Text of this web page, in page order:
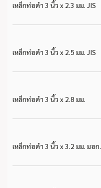
เหล็กท่อดำ 3 นิ้ว x 2.3 มม. JIS
เหล็กท่อดำ 3 นิ้ว x 2.5 มม. JIS
เหล็กท่อดำ 3 นิ้ว x 2.8 มม.
เหล็กท่อดำ 3 นิ้ว x 3.2 มม. มอก.